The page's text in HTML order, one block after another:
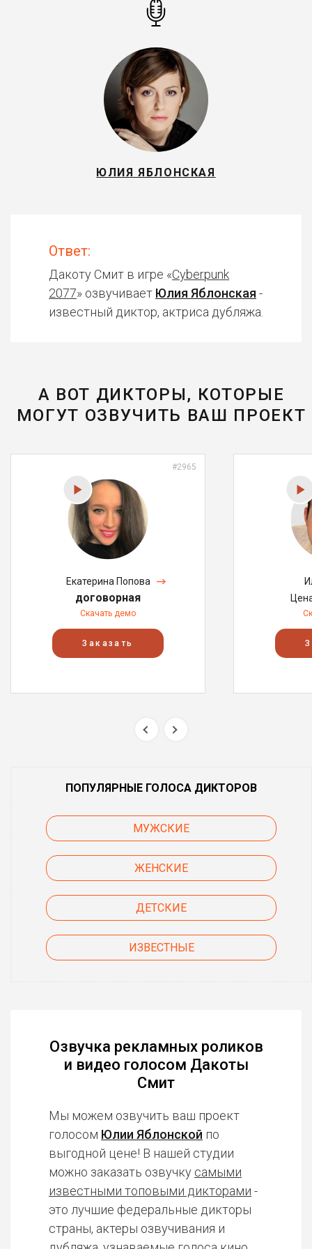
ЮЛИЯ ЯБЛОНСКАЯ
Ответ:
Дакоту Смит в игре «Cyberpunk
2077» озвучивает Юлия Яблонская -
известный диктор, актриса дубляжа.
А ВОТ ДИКТОРЫ, КОТОРЫЕ
МОГУТ ОЗВУЧИТЬ ВАШ ПРОЕКТ
#2965
Екатерина Попова
договорная
Скачать демо
Заказать
ПОПУЛЯРНЫЕ ГОЛОСА ДИКТОРОВ
МУЖСКИЕ
ЖЕНСКИЕ
ДЕТСКИЕ
ИЗВЕСТНЫЕ
Озвучка рекламных роликов
и видео голосом Дакоты
Смит
Мы можем озвучить ваш проект
голосом Юлии Яблонской по
выгодной цене! В нашей студии
можно заказать озвучку самыми
известными топовыми дикторами -
это лучшие федеральные дикторы
страны, актеры озвучивания и